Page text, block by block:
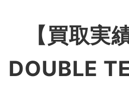
【買取実
DOUBLE